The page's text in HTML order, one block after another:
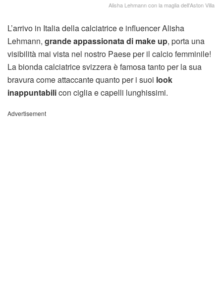
Alisha Lehmann con la maglia dell'Aston Villa
L’arrivo in Italia della calciatrice e influencer Alisha
Lehmann, grande appassionata di make up, porta una
visibilità mai vista nel nostro Paese per il calcio femminile!
La bionda calciatrice svizzera è famosa tanto per la sua
bravura come attaccante quanto per i suoi look
inappuntabilicon ciglia e capelli lunghissimi.
Advertisement